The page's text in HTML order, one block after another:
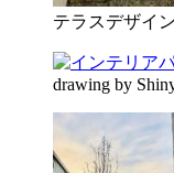
テラスデザイ
drawing by